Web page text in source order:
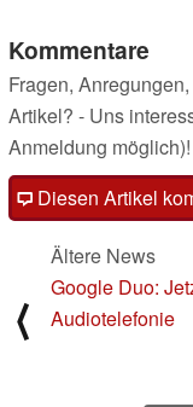
Kommentare
Fragen,
Artikel? - Uns
Anmeldung möglich)!
Diesen Artikel
⟨
Ältere News
Google Duo:
Audiotelefonie